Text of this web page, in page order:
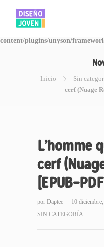
Warning: Invalid argument
/www/disegnojoven.com.ar/htdocs/
content/plugins/unyson/
Inicio Sin
cerf (Nuage
L’homme
cerf
[EPUB-
por Daptee
10
SIN CATEGORÍA